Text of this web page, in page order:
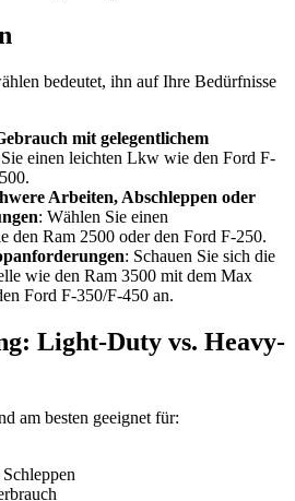
bedeutet, ihn auf Ihre Bedürfnisse
mit gelegentlichem
einen leichten Lkw wie den Ford F-
Arbeiten, Abschleppen oder
: Wählen Sie einen
den Ram 2500 oder den Ford F-250.
: Schauen Sie sich die
wie den Ram 3500 mit dem Max
Ford F-350/F-450 an.
Light-Duty vs. Heavy-
am besten geeignet für: